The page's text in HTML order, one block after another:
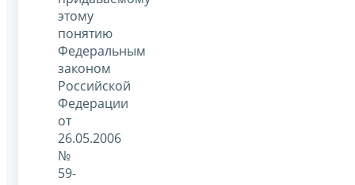
этому
понятию
Федеральным
законом
Российской
Федерации
от
26.05.2006
№
59-